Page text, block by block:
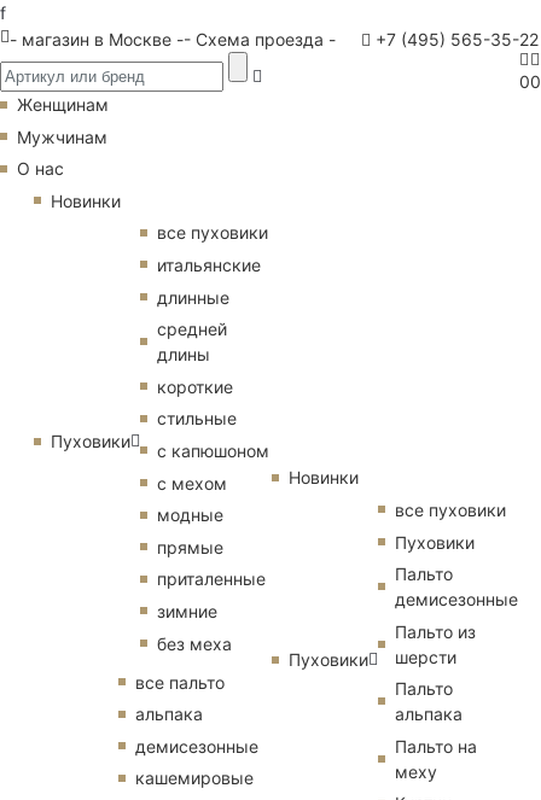
f
- магазин в Москве -- Схема проезда - +7 (495) 565-35-22
00
Женщинам
Мужчинам
О нас
Новинки
Пуховики
все пуховики
итальянские
длинные
средней
длины
короткие
стильные
с капюшоном
с мехом
модные
прямые
приталенные
зимние
без меха
все пальто
альпака
демисезонные
кашемировые
Новинки
Пуховики
все пуховики
Пуховики
Пальто
демисезонные
Пальто из
шерсти
Пальто
альпака
Пальто на
меху